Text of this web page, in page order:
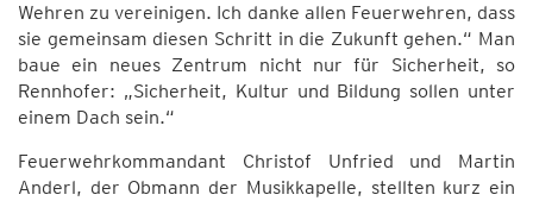
Wehren zu vereinigen. Ich danke allen Feuerwehren, dass
sie gemeinsam diesen Schritt in die Zukunft gehen.“ Man
baue ein neues Zentrum nicht nur für Sicherheit, so
Rennhofer: „Sicherheit, Kultur und Bildung sollen unter
einem Dach sein.“
Feuerwehrkommandant Christof Unfried und Martin
Anderl, der Obmann der Musikkapelle, stellten kurz ein